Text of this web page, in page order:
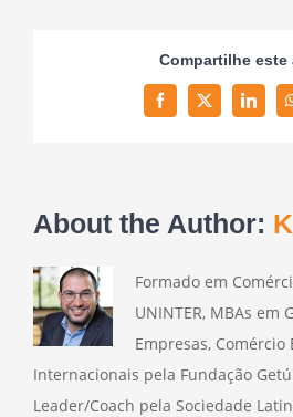
Compartilhe este
FacebookTwitter
About the Author:
Formado em
UNINTER, MBAs em
Empresas, Comércio
Internacionais pela Fundação
Leader/Coach pela Sociedade